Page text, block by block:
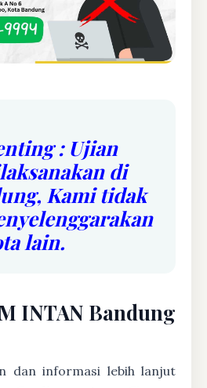
: Ujian
di
Kami tidak
lain.
INTAN Bandung
dan informasi lebih lanjut